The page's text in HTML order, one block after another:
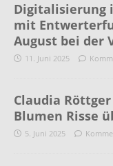
Digitalisierung
mit
August bei der
11. Juni 2025
Claudia
Blumen Risse
5. Juni 2025